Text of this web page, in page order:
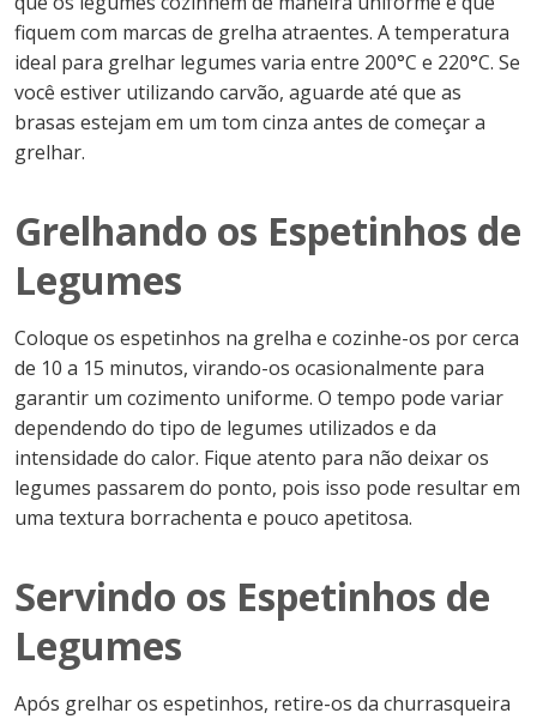
fiquem com marcas de grelha atraentes. A temperatura
ideal para grelhar legumes varia entre 200°C e 220°C. Se
você estiver utilizando carvão, aguarde até que as
brasas estejam em um tom cinza antes de começar a
grelhar.
Grelhando os Espetinhos de
Legumes
Coloque os espetinhos na grelha e cozinhe-os por cerca
de 10 a 15 minutos, virando-os ocasionalmente para
garantir um cozimento uniforme. O tempo pode variar
dependendo do tipo de legumes utilizados e da
intensidade do calor. Fique atento para não deixar os
legumes passarem do ponto, pois isso pode resultar em
uma textura borrachenta e pouco apetitosa.
Servindo os Espetinhos de
Legumes
Após grelhar os espetinhos, retire-os da churrasqueira